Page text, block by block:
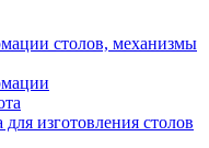
столов, механизмы
изготовления столов